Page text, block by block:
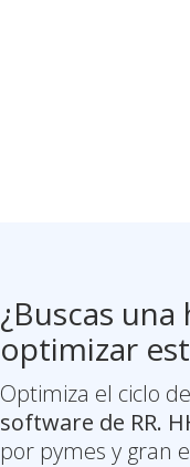
¿Buscas
optimizar
Optimiza el ciclo
software de RR.
por pymes y gran